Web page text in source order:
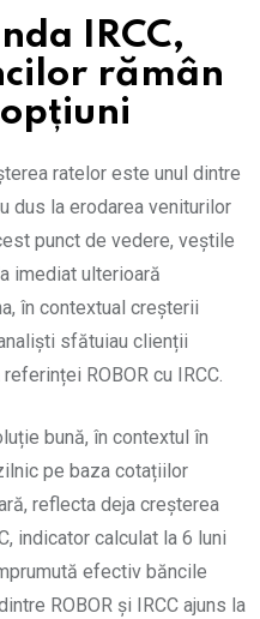
IRCC,
rămân
ratelor este unul dintre
dus la erodarea veniturilor
punct de vedere, veștile
imediat ulterioară
în contextual creșterii
sfătuiau clienții
ROBOR cu IRCC.
bună, în contextul în
pe baza cotațiilor
reflecta deja creșterea
indicator calculat la 6 luni
efectiv băncile
ROBOR și IRCC ajuns la